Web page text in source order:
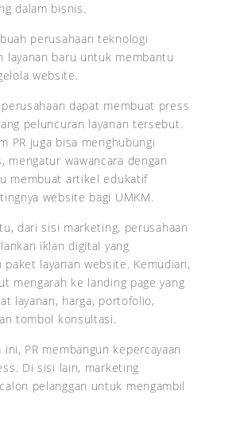
dalam bisnis.
perusahaan teknologi
layanan baru untuk membantu
website.
perusahaan dapat membuat press
peluncuran layanan tersebut.
PR juga bisa menghubungi
mengatur wawancara dengan
membuat artikel edukatif
website bagi UMKM.
dari sisi marketing, perusahaan
iklan digital yang
paket layanan website. Kemudian,
mengarah ke landing page yang
layanan, harga, portofolio,
tombol konsultasi.
ini, PR membangun kepercayaan
Di sisi lain, marketing
pelanggan untuk mengambil